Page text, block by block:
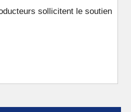
sollicitent le soutien